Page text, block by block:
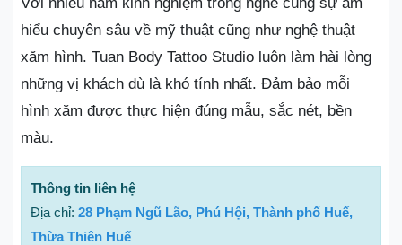
hiểu chuyên sâu về mỹ thuật cũng như nghệ thuật
xăm hình. Tuan Body Tattoo Studio luôn làm hài lòng
những vị khách dù là khó tính nhất. Đảm bảo mỗi
hình xăm được thực hiện đúng mẫu, sắc nét, bền
màu.
Thông tin liên hệ
Địa chỉ: 28 Phạm Ngũ Lão, Phú Hội, Thành phố Huế,
Thừa Thiên Huế